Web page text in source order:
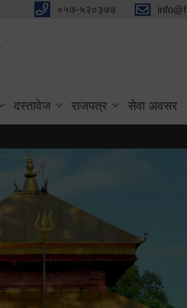
०५७-५२०३७७
दस्तावेज राजपत्र सेवा अवसर